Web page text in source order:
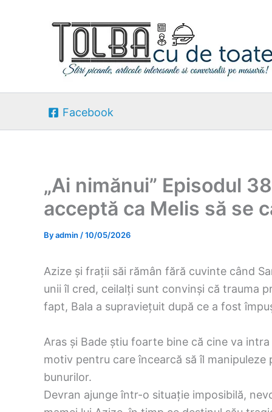
Facebook
„Ai nimănui” Episodul
acceptă ca Melis să se
Byadmin /10/05/2026
Azize și frații săi rămân fără cuvinte când
unii îl cred, ceilalți sunt convinși că trauma
fapt, Bala a supraviețuit după ce a fost
Aras și Bade știu foarte bine că cine va
motiv pentru care încearcă să îl
bunurilor.
Devran ajunge într-o situație imposibilă,